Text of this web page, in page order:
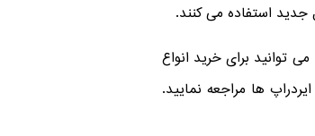
جدید استفاده می کنند.
توانید برای خرید انواع
ها مراجعه نمایید.